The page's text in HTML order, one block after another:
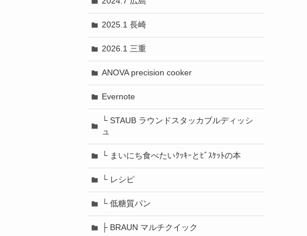
2025.1 長崎
2026.1 三重
ANOVA precision cooker
Evernote
└ STAUB ラウンドスタッカブルディッシ
ュ
└ まいにち食べたいｸｯｷｰとﾋﾞｽｹｯﾄの本
└ レシピ
└ 低糖質パン
├ BRAUN マルチクイック